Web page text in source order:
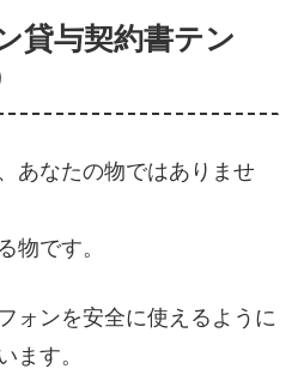
貸与契約書テン
あなたの物ではありませ
物です。
ォンを安全に使えるように
ます。